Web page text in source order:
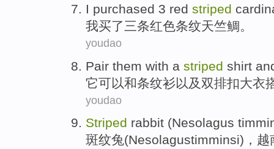
I purchased 3 red striped
我买了三条红色条纹天竺鲷。
youdao
Pair them with a striped shirt
它可以和条纹衫 以及 双排扣大衣
youdao
Striped rabbit (Nesolagus
斑纹兔(Nesolagustimminsi)， 越